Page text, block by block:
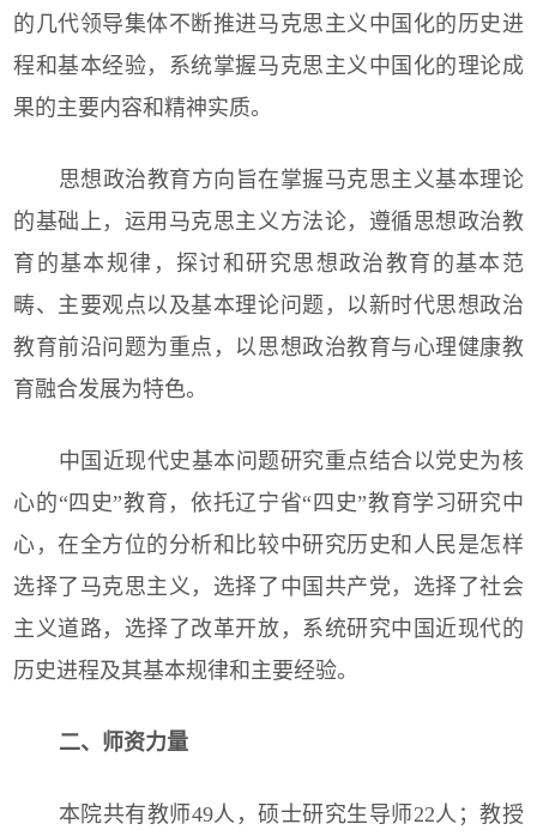
的几代领导集体不断推进马克思主义中国化的历史进
程和基本经验，系统掌握马克思主义中国化的理论成
果的主要内容和精神实质。
思想政治教育方向旨在掌握马克思主义基本理论
的基础上，运用马克思主义方法论，遵循思想政治教
育的基本规律，探讨和研究思想政治教育的基本范
畴、主要观点以及基本理论问题，以新时代思想政治
教育前沿问题为重点，以思想政治教育与心理健康教
育融合发展为特色。
中国近现代史基本问题研究重点结合以党史为核
心的“四史”教育，依托辽宁省“四史”教育学习研究中
心，在全方位的分析和比较中研究历史和人民是怎样
选择了马克思主义，选择了中国共产党，选择了社会
主义道路，选择了改革开放，系统研究中国近现代的
历史进程及其基本规律和主要经验。
二、师资力量
本院共有教师49人，硕士研究生导师22人；教授